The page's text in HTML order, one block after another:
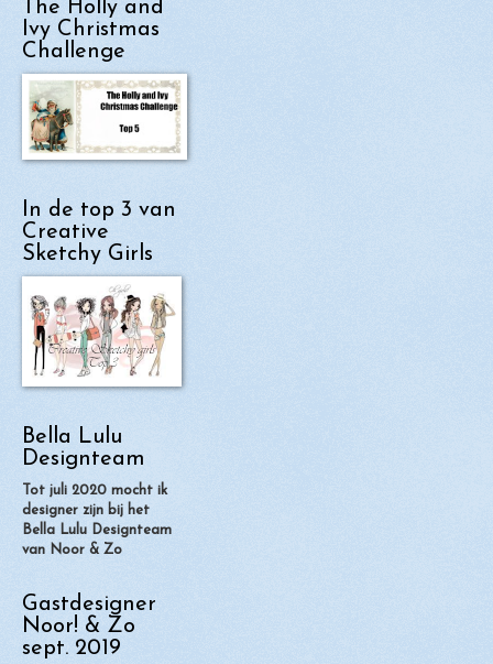
The Holly and
Ivy Christmas
Challenge
In de top 3 van
Creative
Sketchy Girls
Bella Lulu
Designteam
Tot juli 2020 mocht ik
designer zijn bij het
Bella Lulu Designteam
van Noor & Zo
Gastdesigner
Noor! & Zo
sept. 2019